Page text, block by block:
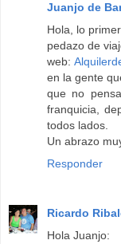
Juanjo de
Hola, lo
pedazo de
web:
en la gente
que no
franquicia,
todos lados.
Un abrazo
Responder
Ricardo
Hola Juanjo: